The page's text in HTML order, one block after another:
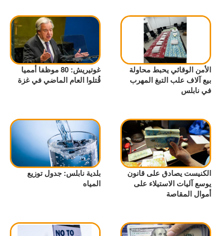
الأمن الوقائي يحبط محاولة
بيع آلاف علب التبغ المهرب
في نابلس
غوتيريش: 80 موظفا أمميا
قُتلوا العام الماضي في غزة
الكنيست يصادق على قانون
يوسع آليات الاستيلاء على
أموال المقاصة
بلدية نابلس: جدول توزيع
المياه